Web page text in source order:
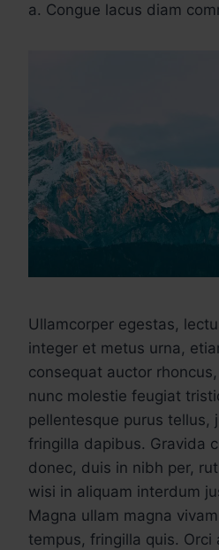
a. Congue lacus diam
Ullamcorper egestas,
integer et metus urna,
consequat auctor
nunc molestie feugiat
pellentesque purus tellus,
fringilla dapibus. Gravida
donec, duis in nibh per,
wisi in aliquam interdum
Magna ullam magna
tempus, fringilla quis. Orci